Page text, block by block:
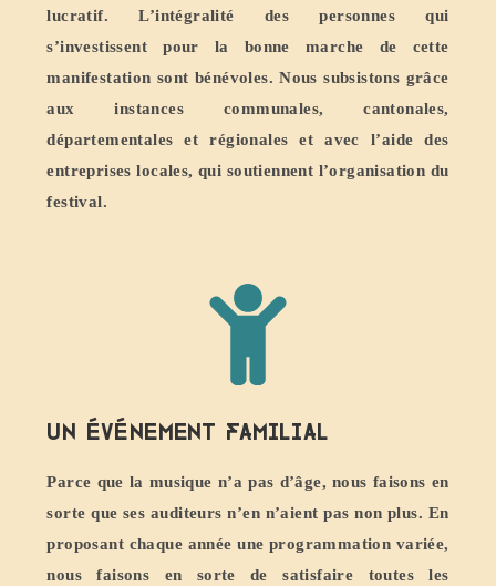
lucratif. L’intégralité des personnes qui
s’investissent pour la bonne marche de cette
manifestation sont bénévoles. Nous subsistons grâce
aux instances communales, cantonales,
départementales et régionales et avec l’aide des
entreprises locales, qui soutiennent l’organisation du
festival.
Un événement familial
Parce que la musique n’a pas d’âge, nous faisons en
sorte que ses auditeurs n’en n’aient pas non plus. En
proposant chaque année une programmation variée,
nous faisons en sorte de satisfaire toutes les